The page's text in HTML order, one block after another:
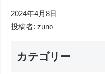
2024年4月8日
投稿者: zuno
カテゴリー